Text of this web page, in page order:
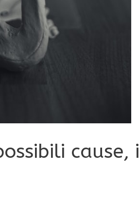
cause, i